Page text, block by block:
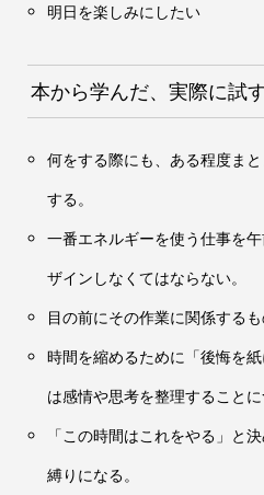
明日を楽しみにしたい
本から学んだ、実際に試
何をする際にも、ある程度ま
する。
一番エネルギーを使う仕事を
ザインしなくてはならない。
目の前にその作業に関係する
時間を縮めるために「後悔を
は感情や思考を整理することに
「この時間はこれをやる」と
縛りになる。